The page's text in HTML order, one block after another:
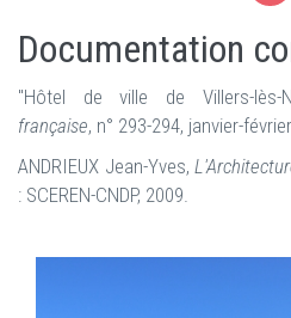
Documentation
"Hôtel de ville de Villers-
française, n° 293-294, janvier-
ANDRIEUX Jean-Yves,
: SCEREN-CNDP, 2009.